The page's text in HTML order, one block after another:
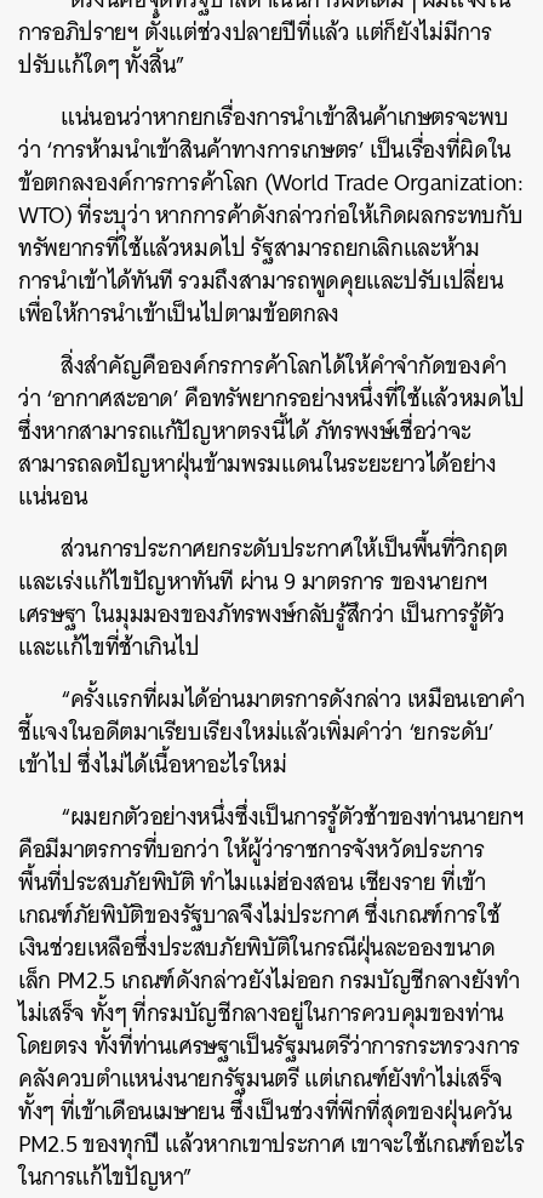
การอภิปรายฯ ตั้งแต่ช่วงปลายปีที่แล้ว แต่ก็ยังไม่มีการ
ปรับแก้ใดๆ ทั้งสิ้น”
แน่นอนว่าหากยกเรื่องการนำเข้าสินค้าเกษตรจะพบ
ว่า ‘การห้ามนำเข้าสินค้าทางการเกษตร’ เป็นเรื่องที่ผิดใน
ข้อตกลงองค์การการค้าโลก (World Trade Organization:
WTO) ที่ระบุว่า หากการค้าดังกล่าวก่อให้เกิดผลกระทบกับ
ทรัพยากรที่ใช้แล้วหมดไป รัฐสามารถยกเลิกและห้าม
การนำเข้าได้ทันที รวมถึงสามารถพูดคุยและปรับเปลี่ยน
เพื่อให้การนำเข้าเป็นไปตามข้อตกลง
สิ่งสำคัญคือองค์กรการค้าโลกได้ให้คำจำกัดของคำ
ว่า ‘อากาศสะอาด’ คือทรัพยากรอย่างหนึ่งที่ใช้แล้วหมดไป
ซึ่งหากสามารถแก้ปัญหาตรงนี้ได้ ภัทรพงษ์เชื่อว่าจะ
สามารถลดปัญหาฝุ่นข้ามพรมแดนในระยะยาวได้อย่าง
แน่นอน
ส่วนการประกาศยกระดับประกาศให้เป็นพื้นที่วิกฤต
และเร่งแก้ไขปัญหาทันที ผ่าน 9 มาตรการ ของนายกฯ
เศรษฐา ในมุมมองของภัทรพงษ์กลับรู้สึกว่า เป็นการรู้ตัว
และแก้ไขที่ช้าเกินไป
“ครั้งแรกที่ผมได้อ่านมาตรการดังกล่าว เหมือนเอาคำ
ชี้แจงในอดีตมาเรียบเรียงใหม่แล้วเพิ่มคำว่า ‘ยกระดับ’
เข้าไป ซึ่งไม่ได้เนื้อหาอะไรใหม่
“ผมยกตัวอย่างหนึ่งซึ่งเป็นการรู้ตัวช้าของท่านนายกฯ
คือมีมาตรการที่บอกว่า ให้ผู้ว่าราชการจังหวัดประการ
พื้นที่ประสบภัยพิบัติ ทำไมแม่ฮ่องสอน เชียงราย ที่เข้า
เกณฑ์ภัยพิบัติของรัฐบาลจึงไม่ประกาศ ซึ่งเกณฑ์การใช้
เงินช่วยเหลือซึ่งประสบภัยพิบัติในกรณีฝุ่นละอองขนาด
เล็ก PM2.5 เกณฑ์ดังกล่าวยังไม่ออก กรมบัญชีกลางยังทำ
ไม่เสร็จ ทั้งๆ ที่กรมบัญชีกลางอยู่ในการควบคุมของท่าน
โดยตรง ทั้งที่ท่านเศรษฐาเป็นรัฐมนตรีว่าการกระทรวงการ
คลังควบตำแหน่งนายกรัฐมนตรี แต่เกณฑ์ยังทำไม่เสร็จ
ทั้งๆ ที่เข้าเดือนเมษายน ซึ่งเป็นช่วงที่พีกที่สุดของฝุ่นควัน
PM2.5 ของทุกปี แล้วหากเขาประกาศ เขาจะใช้เกณฑ์อะไร
ในการแก้ไขปัญหา”
ค้นหา